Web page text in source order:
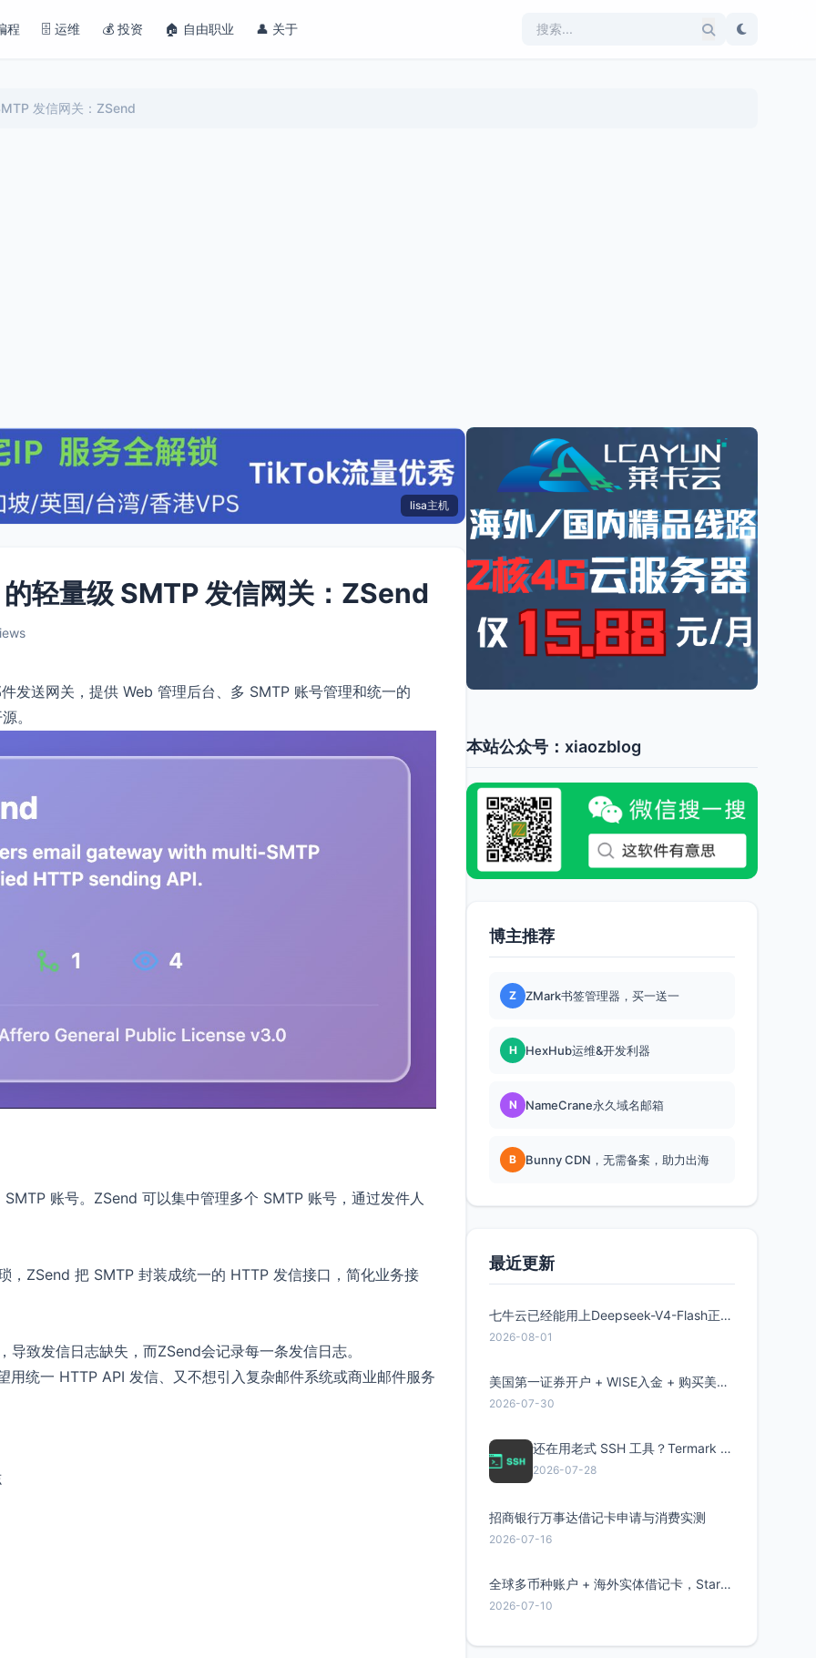
程 🗄️ 运维 💰 投资 🏠 自由职业 👤 关于
发信网关：ZSend
lisa主机
轻量级 SMTP 发信网关：ZSend
送网关，提供 Web 管理后台、多 SMTP 账号管理和统一的
。
账号。ZSend 可以集中管理多个 SMTP 账号，通过发件人
，ZSend 把 SMTP 封装成统一的 HTTP 发信接口，简化业务接
致发信日志缺失，而ZSend会记录每一条发信日志。
统一 HTTP API 发信、又不想引入复杂邮件系统或商业邮件服务
本站公众号：xiaozblog
博主推荐
Z ZMark书签管理器，买一送一
H HexHub运维&开发利器
N NameCrane永久域名邮箱
B Bunny CDN，无需备案，助力出海
最近更新
七牛云已经能用上Deepseek-V4-Flash正式版了，点此领取300万Token
2026-08-01
美国第一证券开户 + WISE入金 + 购买美股全流程分享
2026-07-30
还在用老式 SSH 工具？Termark 新一代跨平台智能SSH客户端了解一下
2026-07-28
招商银行万事达借记卡申请与消费实测
2026-07-16
全球多币种账户 + 海外实体借记卡，Starryblu开户教程与注意事项
2026-07-10